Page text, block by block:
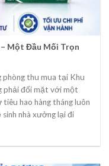
– Một Đầu Mối Trọn
phòng thu mua tại Khu
phải đối mặt với một
hao hàng tháng luôn
nhà xưởng lại đi